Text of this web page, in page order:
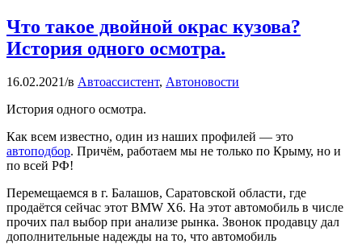
Что такое двойной окрас кузова?
История одного осмотра.
16.02.2021/в Автоассистент, Автоновости
История одного осмотра.
Как всем известно, один из наших профилей — это
автоподбор. Причём, работаем мы не только по Крыму, но и
по всей РФ!
Перемещаемся в г. Балашов, Саратовской области, где
продаётся сейчас этот BMW X6. На этот автомобиль в числе
прочих пал выбор при анализе рынка. Звонок продавцу дал
дополнительные надежды на то, что автомобиль